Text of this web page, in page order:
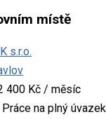
místě
s.r.o.
400 Kč / měsíc
Práce na plný úvazek